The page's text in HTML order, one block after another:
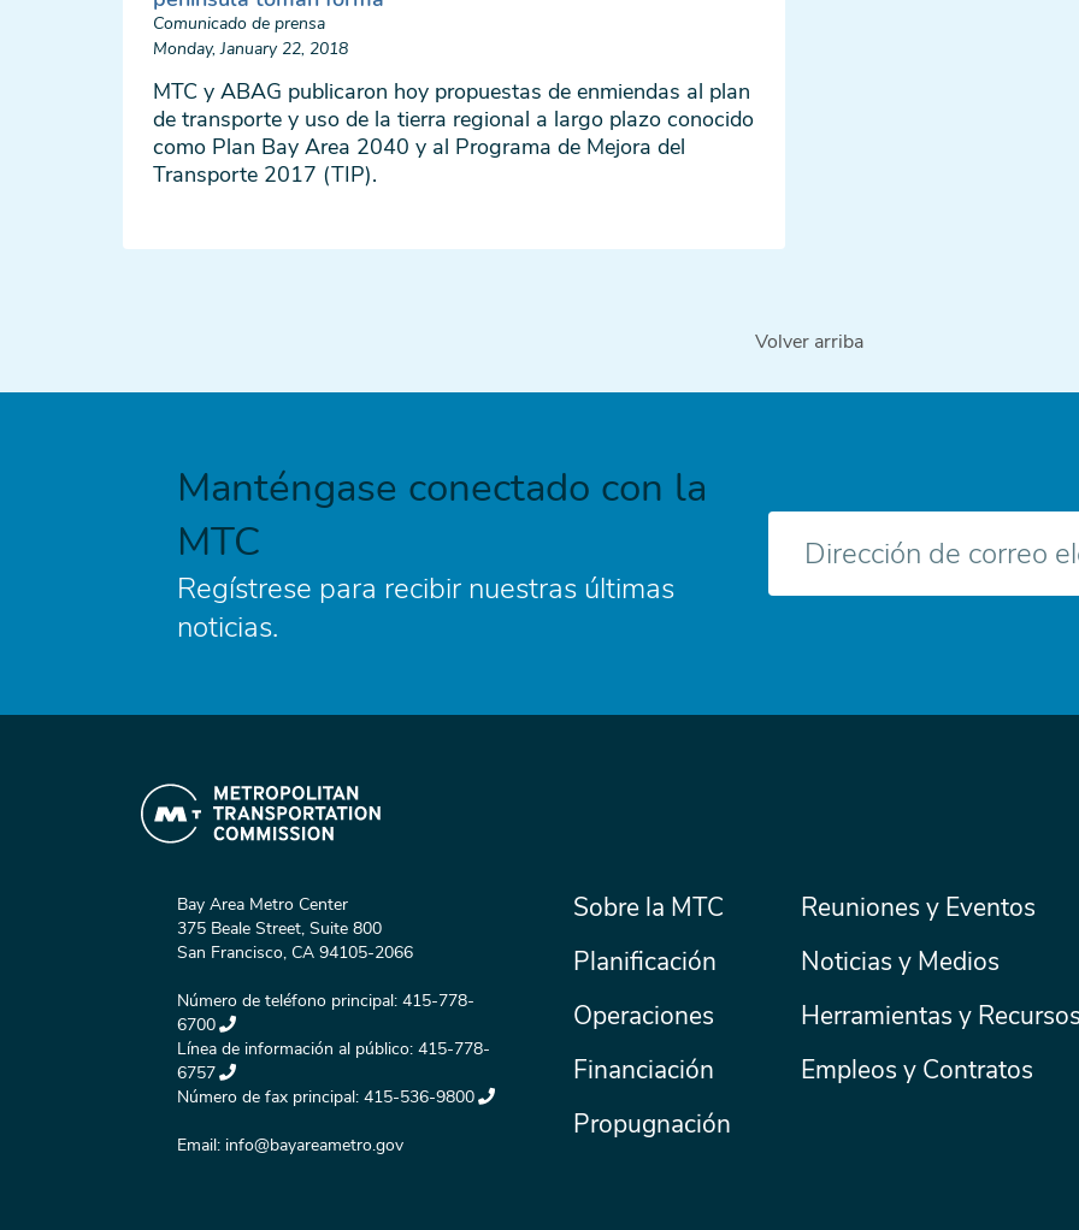
Comunicado de prensa
Monday, January 22, 2018
MTC y ABAG publicaron hoy propuestas de enmiendas al plan
de transporte y uso de la tierra regional a largo plazo conocido
como Plan Bay Area 2040 y al Programa de Mejora del
Transporte 2017 (TIP).
Volver arriba
Manténgase conectado con la
MTC
Regístrese para recibir nuestras últimas
noticias.
electrónico
Bay Area Metro Center
375 Beale Street, Suite 800
San Francisco, CA 94105-2066
Número de teléfono principal: 415-778-
6700
Línea de información al público: 415-778-
6757
Número de fax principal: 415-536-9800
Email: info@bayareametro.gov
Menú
principal
Sobre la MTC
Planificación
Operaciones
Financiación
Propugnación
Secondary
Reuniones y Eventos
Noticias y Medios
Herramientas y Recursos
Empleos y Contratos